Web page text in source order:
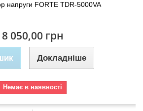
напруги FORTE TDR-5000VA
8 050,00 грн
Докладніше
Немає в наявності